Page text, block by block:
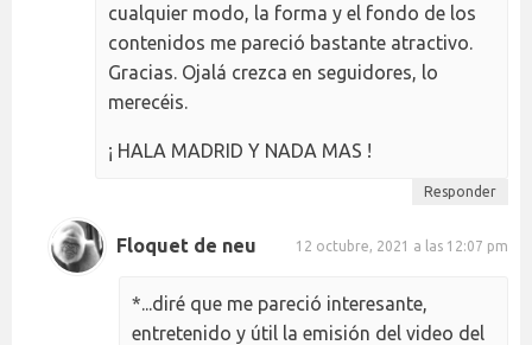
cualquier modo, la forma y el fondo de los
contenidos me pareció bastante atractivo.
Gracias. Ojalá crezca en seguidores, lo
merecéis.
¡ HALA MADRID Y NADA MAS !
Responder
Floquet de neu 12 octubre, 2021 a las 12:07 pm
*...diré que me pareció interesante,
entretenido y útil la emisión del video del